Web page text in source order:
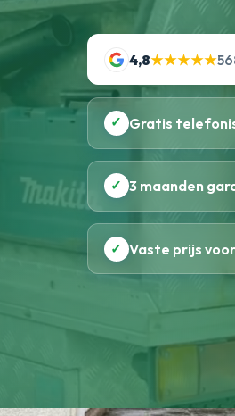
4,8★★★★★
✓ Gratis
✓ 3 maanden
✓ Vaste prijs